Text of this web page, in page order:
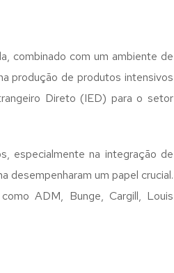
combinado com um ambiente de
produção de produtos intensivos
Direto (IED) para o setor
especialmente na integração de
desempenharam um papel crucial.
ADM, Bunge, Cargill, Louis